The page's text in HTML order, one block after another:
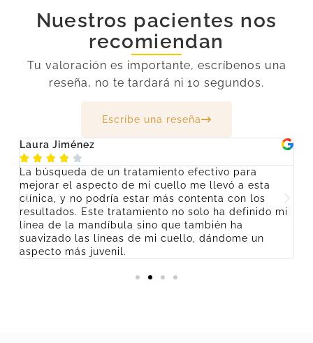
Nuestros pacientes nos
recomiendan
Tu valoración es importante, escríbenos una
reseña, no te tardará ni 10 segundos.
Escríbe una reseña
Laura Jiménez
    
La búsqueda de un tratamiento efectivo para
mejorar el aspecto de mi cuello me llevó a esta
clínica, y no podría estar más contenta con los
resultados. Este tratamiento no solo ha definido mi
línea de la mandíbula sino que también ha
suavizado las líneas de mi cuello, dándome un
aspecto más juvenil.